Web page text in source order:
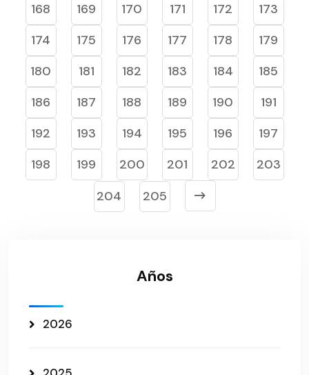
168
169 170 171 172
173
174
175 176 177 178
179
180
181 182 183 184
185
186
187 188 189 190
191
192
193 194 195 196
197
198
199 200 201 202
203
204
205
Años
2026